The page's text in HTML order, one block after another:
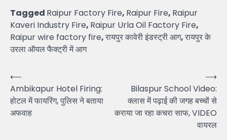
Tagged Raipur Factory Fire, Raipur Fire, Raipur
Kaveri Industry Fire, Raipur Urla Oil Factory Fire,
Raipur wire factory fire,रायपुर कावेरी इंडस्ट्री आग,रायपुर के
उरला ऑयल फैक्ट्री में आग
Post
navigation
⟵
Ambikapur Hotel Firing:
होटल में फायरिंग, पुलिस ने बताया
अफवाह
Bilaspur School Video:
क्लास में पढ़ाई की जगह बच्चों से
कराया जा रहा कचरा साफ, VIDEO
वायरल
⟶